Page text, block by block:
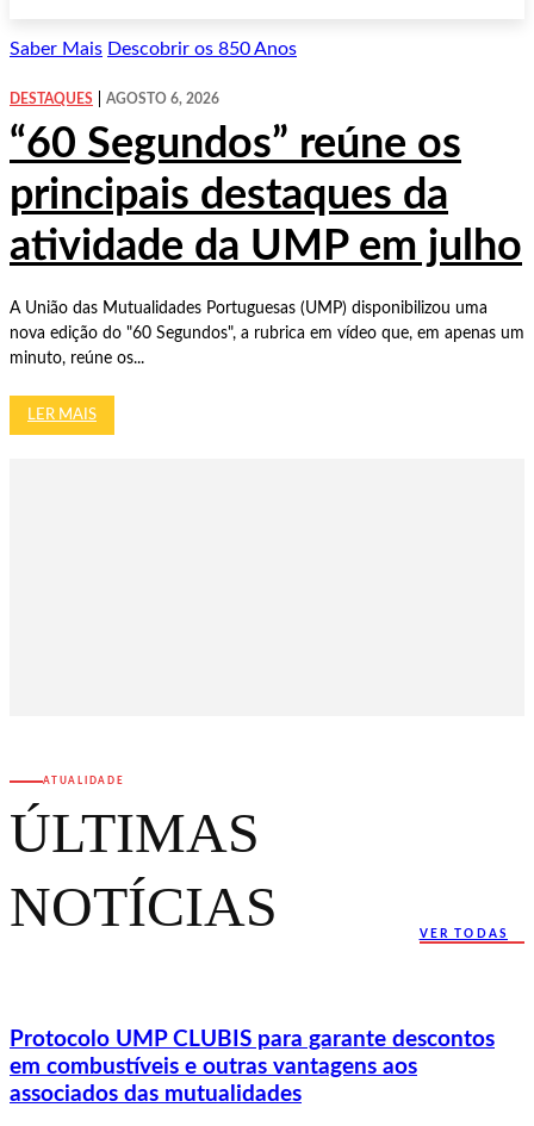
Saber Mais Descobrir os 850 Anos
DESTAQUES AGOSTO 6, 2026
“60 Segundos” reúne os
principais destaques da
atividade da UMP em julho
A União das Mutualidades Portuguesas (UMP) disponibilizou uma
nova edição do "60 Segundos", a rubrica em vídeo que, em apenas um
minuto, reúne os...
LER MAIS
ATUALIDADE
ÚLTIMAS
NOTÍCIAS
VER TODAS
Protocolo UMP CLUBIS para garante descontos
em combustíveis e outras vantagens aos
associados das mutualidades